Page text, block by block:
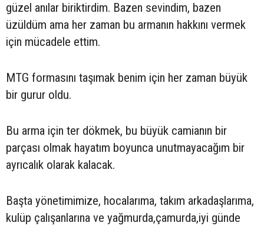
güzel anılar biriktirdim. Bazen sevindim, bazen
üzüldüm ama her zaman bu armanın hakkını vermek
için mücadele ettim.
MTG formasını taşımak benim için her zaman büyük
bir gurur oldu.
Bu arma için ter dökmek, bu büyük camianın bir
parçası olmak hayatım boyunca unutmayacağım bir
ayrıcalık olarak kalacak.
Başta yönetimimize, hocalarıma, takım arkadaşlarıma,
kulüp çalışanlarına ve yağmurda,çamurda,iyi günde